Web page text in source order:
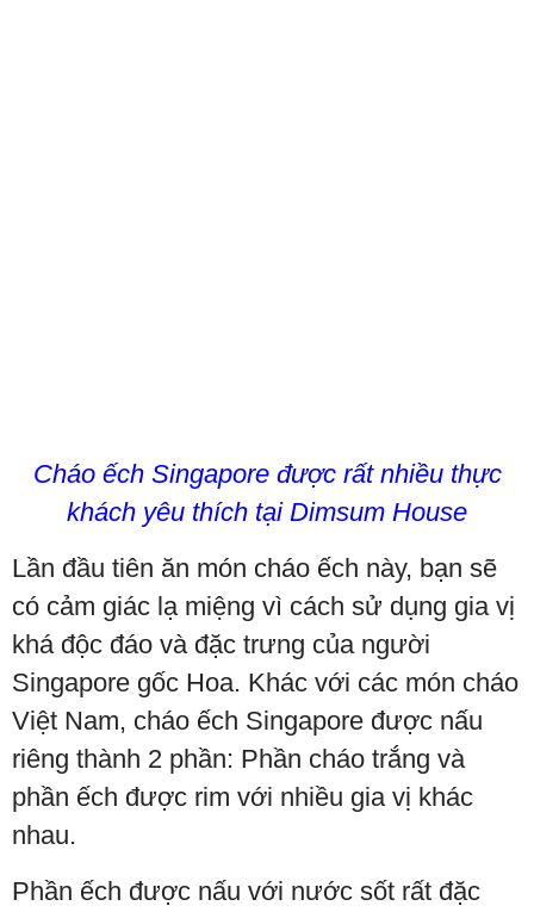
Cháo ếch Singapore được rất nhiều thực
khách yêu thích tại Dimsum House
Lần đầu tiên ăn món cháo ếch này, bạn sẽ
có cảm giác lạ miệng vì cách sử dụng gia vị
khá độc đáo và đặc trưng của người
Singapore gốc Hoa. Khác với các món cháo
Việt Nam, cháo ếch Singapore được nấu
riêng thành 2 phần: Phần cháo trắng và
phần ếch được rim với nhiều gia vị khác
nhau.
Phần ếch được nấu với nước sốt rất đặc